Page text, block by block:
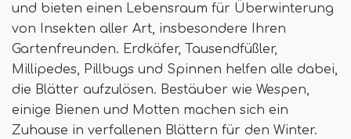
und bieten einen Lebensraum für Überwinterung
von Insekten aller Art, insbesondere Ihren
Gartenfreunden. Erdkäfer, Tausendfüßler,
Millipedes, Pillbugs und Spinnen helfen alle dabei,
die Blätter aufzulösen. Bestäuber wie Wespen,
einige Bienen und Motten machen sich ein
Zuhause in verfallenen Blättern für den Winter.